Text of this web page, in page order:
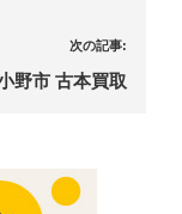
次の記事:
野市 古本買取